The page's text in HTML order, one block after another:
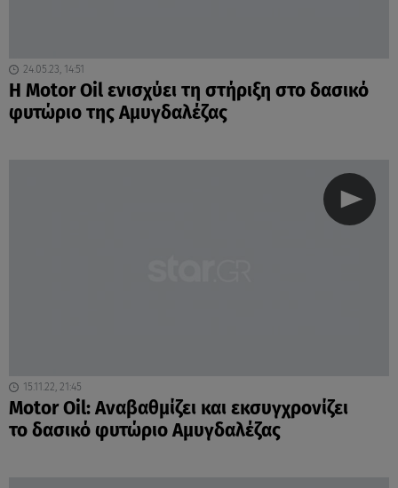
24.05.23, 14:51
Η Motor Oil ενισχύει τη στήριξη στο δασικό
φυτώριο της Αμυγδαλέζας
15.11.22, 21:45
Μotor Oil: Aναβαθμίζει και εκσυγχρονίζει
το δασικό φυτώριο Αμυγδαλέζας